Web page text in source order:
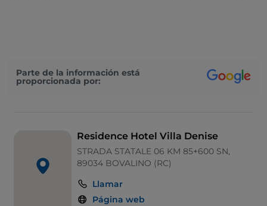
Parte de la información está
proporcionada por:
Residence Hotel Villa Denise
STRADA STATALE 06 KM 85+600 SN,
89034 BOVALINO (RC)
Llamar
Página web